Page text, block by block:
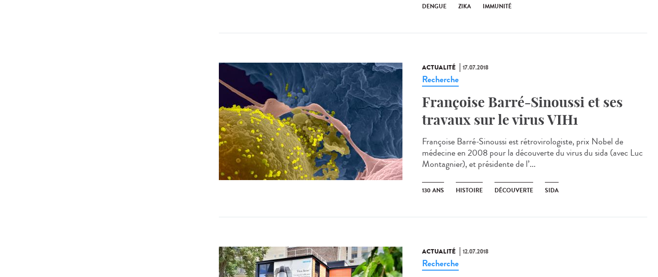
DENGUE ZIKA IMMUNITÉ
ACTUALITÉ 17.07.2018
Recherche
Françoise Barré-Sinoussi et ses
travaux sur le virus VIH1
Françoise Barré-Sinoussi est rétrovirologiste, prix Nobel de
médecine en 2008 pour la découverte du virus du sida (avec Luc
Montagnier), et présidente de l’...
130 ANS HISTOIRE DÉCOUVERTE SIDA
ACTUALITÉ 12.07.2018
Recherche